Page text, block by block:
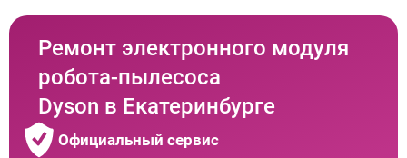
Ремонт электронного модуля
робота-пылесоса
Dyson в Екатеринбурге
Официальный сервис